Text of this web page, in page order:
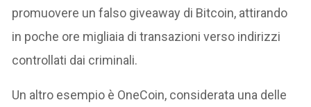
promuovere un falso giveaway di Bitcoin, attirando
in poche ore migliaia di transazioni verso indirizzi
controllati dai criminali.
Un altro esempio è OneCoin, considerata una delle